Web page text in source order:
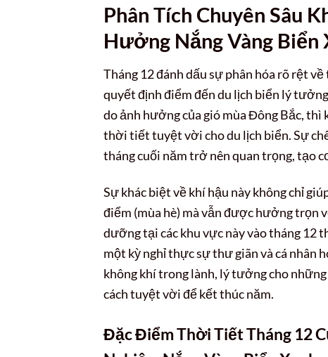
Phân Tích Chuyên Sâu
Hưởng Nắng Vàng Biển
Tháng 12 đánh dấu sự phân hóa rõ rệt
quyết định điểm đến du lịch biển lý
do ảnh hưởng của gió mùa Đông Bắc,
thời tiết tuyệt vời cho du lịch biển. Sự
tháng cuối năm trở nên quan trọng, tạo
Sự khác biệt về khí hậu này không chỉ
điểm (mùa hè) mà vẫn được hưởng trọn
dưỡng tại các khu vực này vào tháng 12
một kỳ nghỉ thực sự thư giãn và cá nhân
không khí trong lành, lý tưởng cho
cách tuyệt vời để kết thúc năm.
Đặc Điểm Thời Tiết Tháng 12